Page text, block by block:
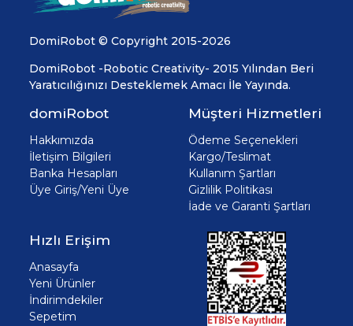
DomiRobot © Copyright 2015-2026
DomiRobot -Robotic Creativity- 2015 Yılından Beri
Yaratıcılığınızı Desteklemek Amacı İle Yayında.
domiRobot
Hakkımızda
İletişim Bilgileri
Banka Hesapları
Üye Giriş/Yeni Üye
Müşteri Hizmetleri
Ödeme Seçenekleri
Kargo/Teslimat
Kullanım Şartları
Gizlilik Politikası
İade ve Garanti Şartları
Hızlı Erişim
Anasayfa
Yeni Ürünler
İndirimdekiler
Sepetim